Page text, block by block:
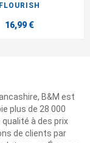
FLOURISH
16,99 €
B&M est
plus de 28 000
à des prix
de clients par